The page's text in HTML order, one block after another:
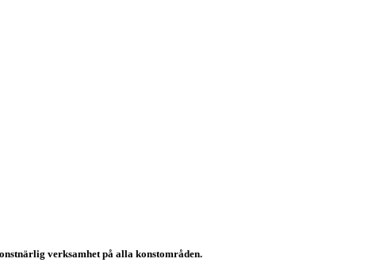
verksamhet på alla konstområden.